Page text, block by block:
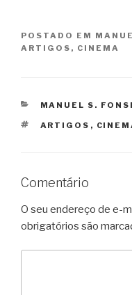
POSTADO EM
ARTIGOS , CINEMA
CATEGORIAS
MANUEL S.
TAGS
ARTIGOS ,
Comentário
O seu endereço de e-
obrigatórios são